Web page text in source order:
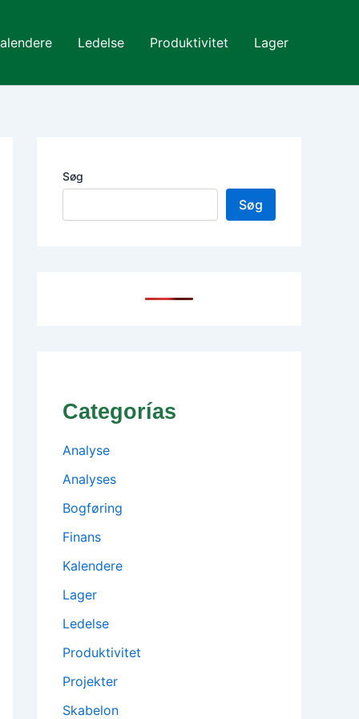
Ledelse Produktivitet Lager
Søg
Søg
Categorías
Analyse
Analyses
Bogføring
Finans
Kalendere
Lager
Ledelse
Produktivitet
Projekter
Skabelon